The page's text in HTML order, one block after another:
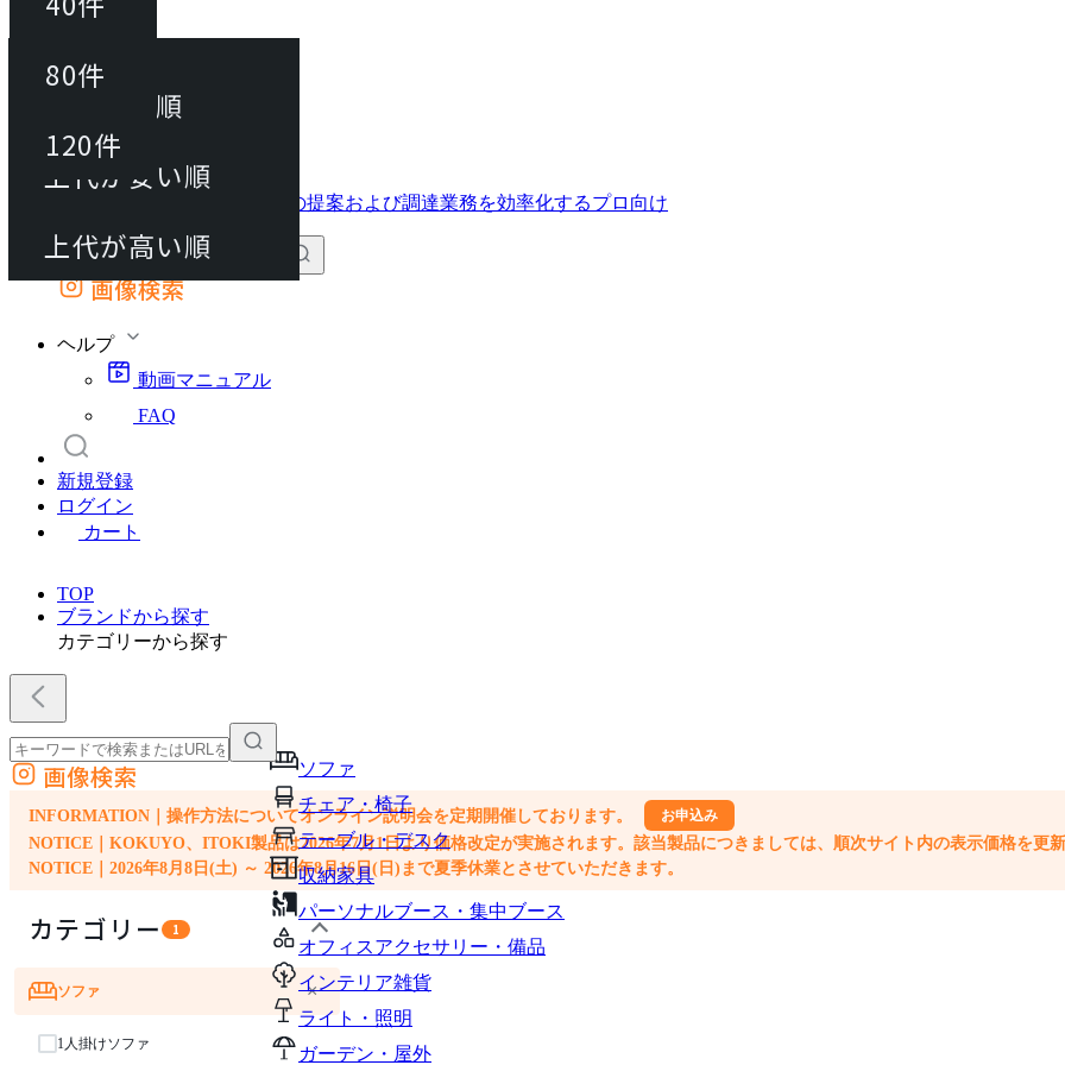
動画マニュアル
FAQ
カート
外部サイトの商品をカートに追加
画像検索
ヘルプ
動画マニュアル
FAQ
新規登録
ログイン
カート
TOP
ブランドから探す
カテゴリーから探す
ソファ
チェア・椅子
テーブル・デスク
収納家具
パーソナルブース・集中ブース
オフィスアクセサリー・備品
インテリア雑貨
ライト・照明
ガーデン・屋外
外部サイトの商品をカートに追加
他のサイトで見つけた商品ページのURLを貼り付けて、カートに追加できます
画像検索
INFORMATION｜操作方法についてオンライン説明会を定期開催しております。 お申込み
NOTICE｜KOKUYO、ITOKI製品は2026年7月1日より価格改定が実施されます。該当製品につきましては、順次サイト内の表示価格を更新
NOTICE｜2026年8月8日(土) ～ 2026年8月16日(日)まで夏季休業とさせていただきます。
カテゴリー 1
ソファ ×
1人掛けソファ
40件
80件
並び替え
おすすめ順
上代が安い順
上代が高い順
80件
120件